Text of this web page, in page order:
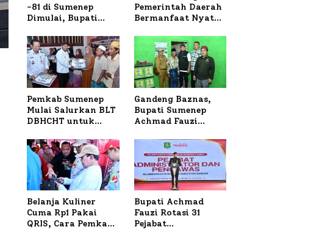
-81 di Sumenep
Dimulai, Bupati
Doa untuk Korban
Kapal Terbakar
Pemerintah Daerah
Bermanfaat Nyata
Bupati Sumenep
Tinjau Langsung
Budidaya Lele dan
Ayam Petelur di
Desa Bataal Timur
Pemkab Sumenep
Mulai Salurkan BLT
DBHCHT untuk
Tani Tembakau
Gandeng Baznas,
Bupati Sumenep
Achmad Fauzi
Serahkan Bantuan
Bedah RTLH di Dua
Kecamatan
Belanja Kuliner
Cuma Rp1 Pakai
QRIS, Cara Pemkab
Bupati Achmad
Fauzi Rotasi 31
Pejabat